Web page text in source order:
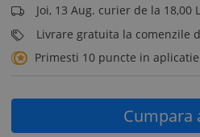
Joi, 13 Aug. curier de la 18,00
Livrare gratuita la comenzile
Primesti 10 puncte in aplicatie
Cumpara